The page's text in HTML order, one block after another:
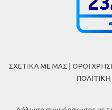
ΣΧΕΤΙΚΑ ΜΕ ΜΑΣ | ΟΡΟΙ
ΠΟΛΙΤΙΚΗ